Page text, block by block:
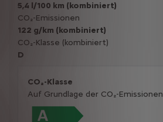
5,4 l/100 km (kombiniert)
CO₂-Emissionen
122 g/km (kombiniert)
CO₂-Klasse (kombiniert)
D
CO₂-Klasse
Auf Grundlage der CO₂-Emissionen